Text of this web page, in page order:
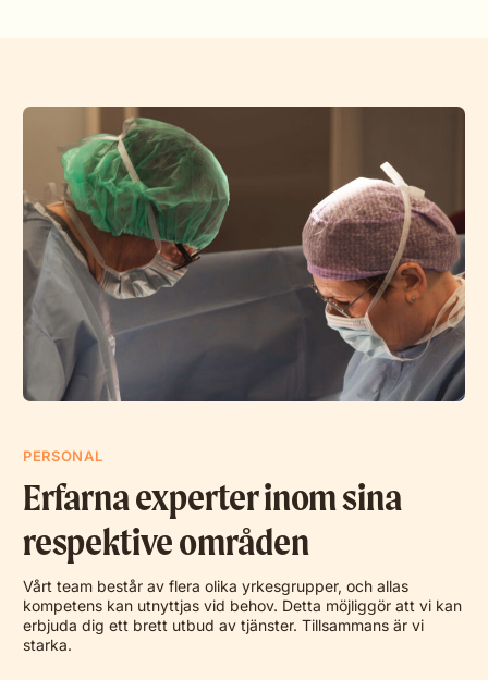
PERSONAL
Erfarna experter inom sina
respektive områden
Vårt team består av flera olika yrkesgrupper, och allas
kompetens kan utnyttjas vid behov. Detta möjliggör att vi kan
erbjuda dig ett brett utbud av tjänster. Tillsammans är vi
starka.